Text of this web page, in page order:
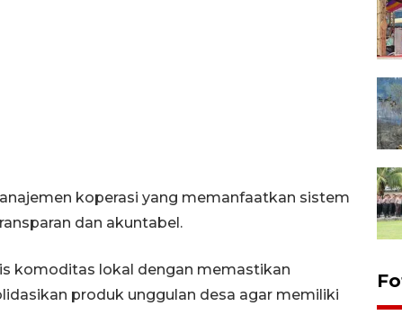
koperasi yang memanfaatkan sistem
dan akuntabel.
komoditas lokal dengan memastikan
produk unggulan desa agar memiliki